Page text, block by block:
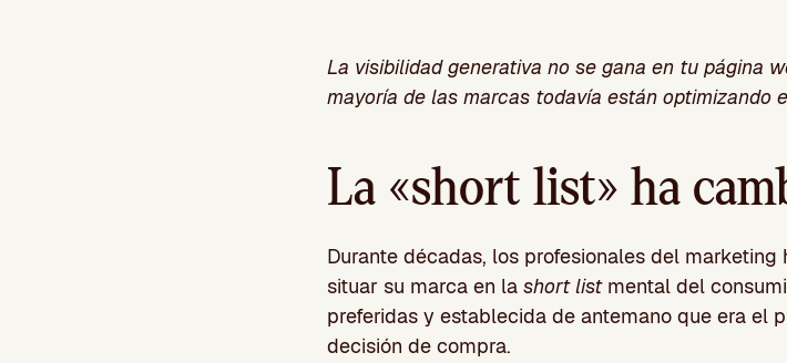
La visibilidad generativa no se gana en tu página
mayoría de las marcas todavía están optimizando
La «short list» ha
Durante décadas, los profesionales del
situar su marca en la short listmental del
preferidas y establecida de antemano que era el
decisión de compra.